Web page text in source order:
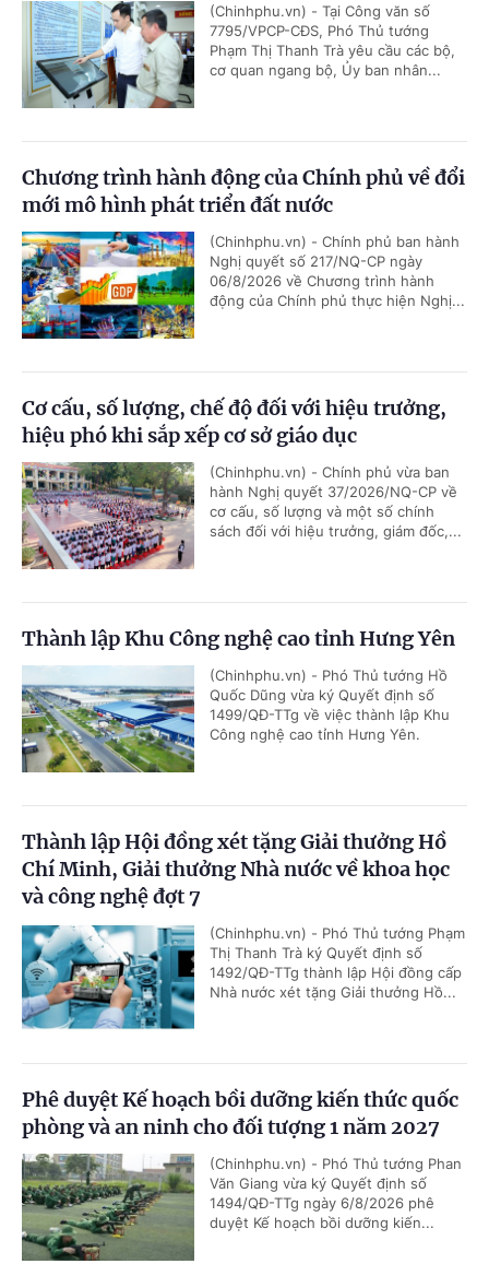
(Chinhphu.vn) - Tại Công văn số
7795/VPCP-CĐS, Phó Thủ tướng
Phạm Thị Thanh Trà yêu cầu các bộ,
cơ quan ngang bộ, Ủy ban nhân...
Chương trình hành động của Chính phủ về đổi
mới mô hình phát triển đất nước
(Chinhphu.vn) - Chính phủ ban hành
Nghị quyết số 217/NQ-CP ngày
06/8/2026 về Chương trình hành
động của Chính phủ thực hiện Nghị...
Cơ cấu, số lượng, chế độ đối với hiệu trưởng,
hiệu phó khi sắp xếp cơ sở giáo dục
(Chinhphu.vn) - Chính phủ vừa ban
hành Nghị quyết 37/2026/NQ-CP về
cơ cấu, số lượng và một số chính
sách đối với hiệu trưởng, giám đốc,...
Thành lập Khu Công nghệ cao tỉnh Hưng Yên
(Chinhphu.vn) - Phó Thủ tướng Hồ
Quốc Dũng vừa ký Quyết định số
1499/QĐ-TTg về việc thành lập Khu
Công nghệ cao tỉnh Hưng Yên.
Thành lập Hội đồng xét tặng Giải thưởng Hồ
Chí Minh, Giải thưởng Nhà nước về khoa học
và công nghệ đợt 7
(Chinhphu.vn) - Phó Thủ tướng Phạm
Thị Thanh Trà ký Quyết định số
1492/QĐ-TTg thành lập Hội đồng cấp
Nhà nước xét tặng Giải thưởng Hồ...
Phê duyệt Kế hoạch bồi dưỡng kiến thức quốc
phòng và an ninh cho đối tượng 1 năm 2027
(Chinhphu.vn) - Phó Thủ tướng Phan
Văn Giang vừa ký Quyết định số
1494/QĐ-TTg ngày 6/8/2026 phê
duyệt Kế hoạch bồi dưỡng kiến...